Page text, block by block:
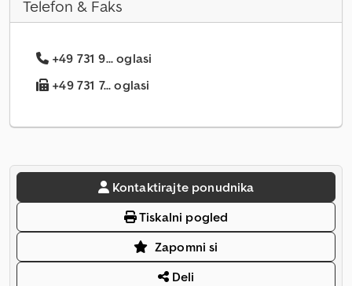
Telefon & Faks
+49 731 9... oglasi
+49 731 7... oglasi
Kontaktirajte ponudnika
Tiskalni pogled
Zapomni si
Deli